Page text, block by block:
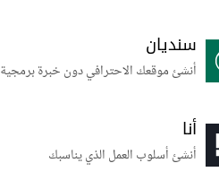
سنديان
أنشئ موقعك الاحترافي دون خبرة برمجية
أنا
أنشئ أسلوب العمل الذي يناسبك